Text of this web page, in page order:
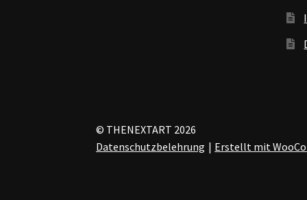
© THENEXTART 2026
Datenschutzbelehrung
Erstellt mit